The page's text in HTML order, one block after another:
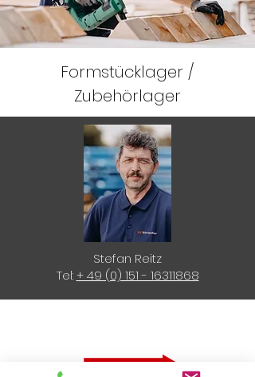
Formstücklager /
Zubehörlager
Stefan Reitz
Tel:+ 49 (0) 151 - 16311868